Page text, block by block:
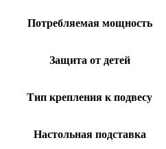
Потребляемая мощность
Защита от детей
Тип крепления к подвесу
Настольная подставка